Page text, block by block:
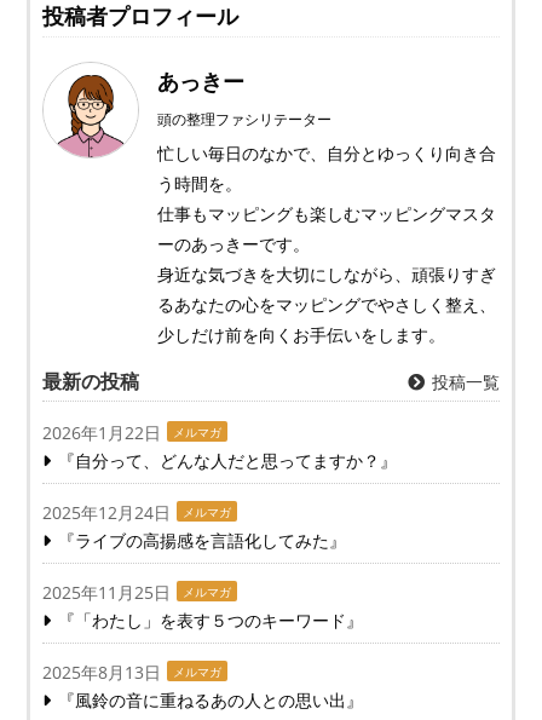
投稿者プロフィール
あっきー
頭の整理ファシリテーター
忙しい毎日のなかで、自分とゆっくり向き合
う時間を。
仕事もマッピングも楽しむマッピングマスタ
ーのあっきーです。
身近な気づきを大切にしながら、頑張りすぎ
るあなたの心をマッピングでやさしく整え、
少しだけ前を向くお手伝いをします。
最新の投稿 投稿一覧
2026年1月22日 メルマガ
『自分って、どんな人だと思ってますか？』
2025年12月24日 メルマガ
『ライブの高揚感を言語化してみた』
2025年11月25日 メルマガ
『「わたし」を表す５つのキーワード』
2025年8月13日 メルマガ
『風鈴の音に重ねるあの人との思い出』